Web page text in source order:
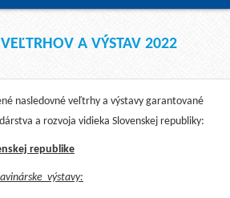
navigation
A VÝSTAV 2022
nasledovné veľtrhy a výstavy garantované
a rozvoja vidieka Slovenskej republiky:
republike
výstavy: